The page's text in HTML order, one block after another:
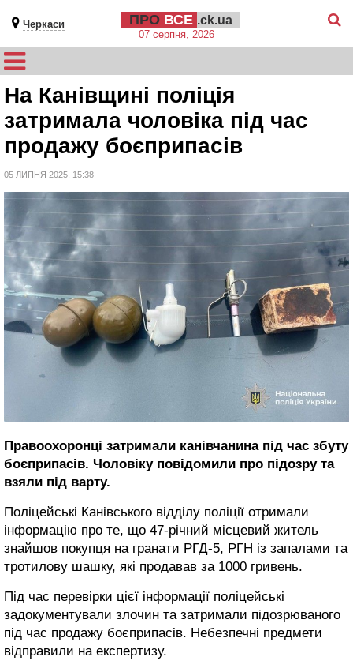
Черкаси ПРО ВСЕ .ck.ua
07 серпня, 2026
На Канівщині поліція
затримала чоловіка під час
продажу боєприпасів
05 ЛИПНЯ 2025, 15:38
Правоохоронці затримали канівчанина під час збуту
боєприпасів. Чоловіку повідомили про підозру та
взяли під варту.
Поліцейські Канівського відділу поліції отримали
інформацію про те, що 47-річний місцевий житель
знайшов покупця на гранати РГД-5, РГН із запалами та
тротилову шашку, які продавав за 1000 гривень.
Під час перевірки цієї інформації поліцейські
задокументували злочин та затримали підозрюваного
під час продажу боєприпасів. Небезпечні предмети
відправили на експертизу.